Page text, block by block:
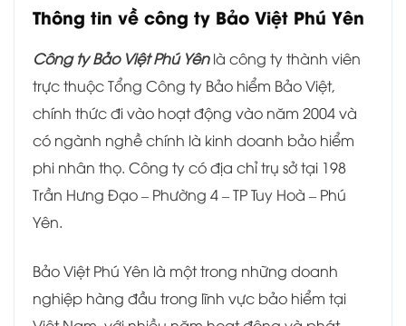
Thông tin về công ty Bảo Việt Phú Yên
Công ty Bảo Việt Phú Yênlà công ty thành viên
trực thuộc Tổng Công ty Bảo hiểm Bảo Việt,
chính thức đi vào hoạt động vào năm 2004 và
có ngành nghề chính là kinh doanh bảo hiểm
phi nhân thọ. Công ty có địa chỉ trụ sở tại 198
Trần Hưng Đạo – Phường 4 – TP Tuy Hoà – Phú
Yên.
Bảo Việt Phú Yên là một trong những doanh
nghiệp hàng đầu trong lĩnh vực bảo hiểm tại